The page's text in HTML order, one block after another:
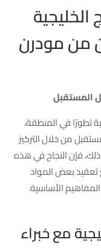
من مودرن
المستقبل
تطورًا في المنطقة،
من خلال التركيز
ذلك، فإن النجاح في هذه
بعض المواد
الأساسية.
مع خبراء